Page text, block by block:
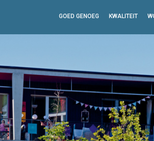
GOED GENOEG KWALITEIT